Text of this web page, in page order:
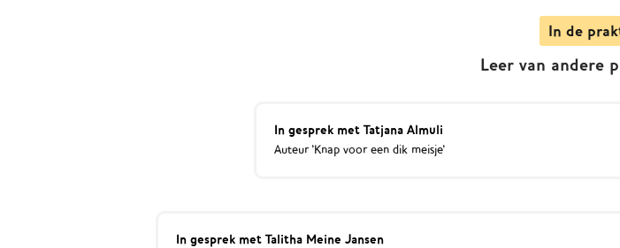
In de
Leer van andere
In gesprek met Tatjana Almuli
Auteur 'Knap voor een dik meisje'
In gesprek met Talitha Meine Jansen